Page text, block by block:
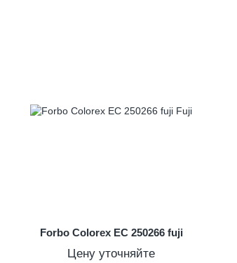
Forbo Colorex EC 250266 fuji
Цену уточняйте